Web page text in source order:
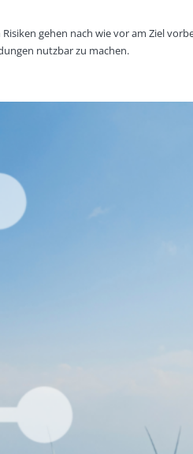
gehen nach wie vor am Ziel
nutzbar zu machen.